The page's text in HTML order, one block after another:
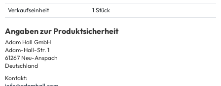
Verkaufseinheit
1 Stück
Angaben zur Produktsicherheit
Adam Hall GmbH
Adam-Hall-Str. 1
61267 Neu-Anspach
Deutschland
Kontakt: